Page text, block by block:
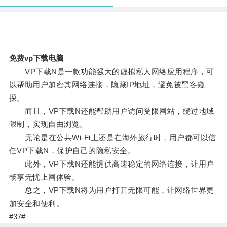
免费vp下载电脑
VP下载N是一款功能强大的虚拟私人网络应用程序，可
以帮助用户加密其网络连接，隐藏IP地址，避免被黑客窥
探。
而且，VP下载N还能帮助用户访问受限网站，绕过地域
限制，实现自由浏览。
无论是在公共Wi-Fi上还是在海外旅行时，用户都可以信
任VP下载N，保护自己的隐私安全。
此外，VP下载N还能提供高速稳定的网络连接，让用户
畅享无忧上网体验。
总之，VP下载N将为用户打开无限可能，让网络世界更
加安全和便利。
#37#